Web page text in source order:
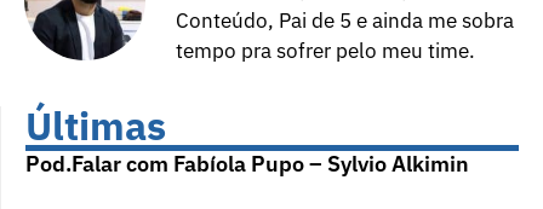
Conteúdo, Pai de 5 e ainda me sobra
tempo pra sofrer pelo meu time.
Últimas
Pod.Falar com Fabíola Pupo – Sylvio Alkimin